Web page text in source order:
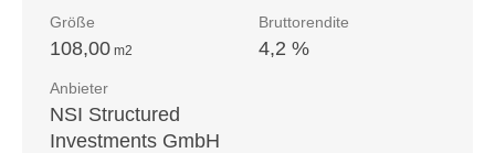
Größe
108,00 m2
Bruttorendite
4,2 %
Anbieter
NSI Structured
Investments GmbH